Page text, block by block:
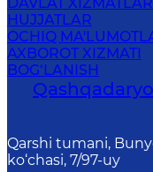
HUJJATLAR
OCHIQ
AXBOROT XIZMATI
BOG‘LANISH
Qarshi tumani,
ko‘chasi, 7/97-uy